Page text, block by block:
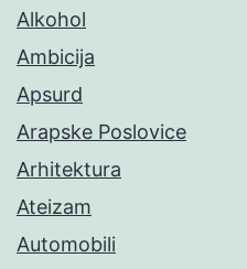
Alkohol
Ambicija
Apsurd
Arapske Poslovice
Arhitektura
Ateizam
Automobili